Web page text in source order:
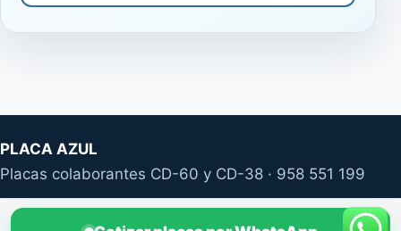
PLACA AZUL
Placas colaborantes CD-60 y CD-38 · 958 551 199